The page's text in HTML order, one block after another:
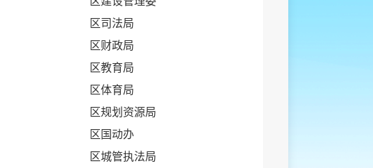
区司法局
区财政局
区教育局
区体育局
区规划资源局
区国动办
区城管执法局